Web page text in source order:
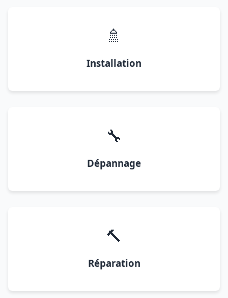
🚿
Installation
🔧
Dépannage
🔨
Réparation